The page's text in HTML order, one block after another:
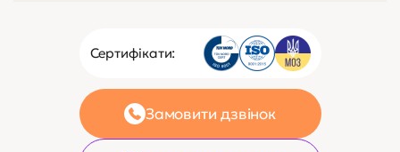
Сертифікати:
Замовити дзвінок